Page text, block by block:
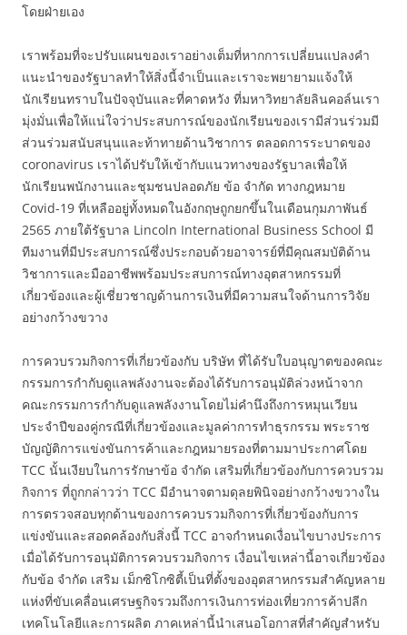
โดยฝ่ายเอง
เราพร้อมที่จะปรับแผนของเราอย่างเต็มที่หากการเปลี่ยนแปลงคำ
แนะนำของรัฐบาลทำให้สิ่งนี้จำเป็นและเราจะพยายามแจ้งให้
นักเรียนทราบในปัจจุบันและที่คาดหวัง ที่มหาวิทยาลัยลินคอล์นเรา
มุ่งมั่นเพื่อให้แน่ใจว่าประสบการณ์ของนักเรียนของเรามีส่วนร่วมมี
ส่วนร่วมสนับสนุนและท้าทายด้านวิชาการ ตลอดการระบาดของ
coronavirus เราได้ปรับให้เข้ากับแนวทางของรัฐบาลเพื่อให้
นักเรียนพนักงานและชุมชนปลอดภัย ข้อ จำกัด ทางกฎหมาย
Covid-19 ที่เหลืออยู่ทั้งหมดในอังกฤษถูกยกขึ้นในเดือนกุมภาพันธ์
2565 ภายใต้รัฐบาล Lincoln International Business School มี
ทีมงานที่มีประสบการณ์ซึ่งประกอบด้วยอาจารย์ที่มีคุณสมบัติด้าน
วิชาการและมืออาชีพพร้อมประสบการณ์ทางอุตสาหกรรมที่
เกี่ยวข้องและผู้เชี่ยวชาญด้านการเงินที่มีความสนใจด้านการวิจัย
อย่างกว้างขวาง
การควบรวมกิจการที่เกี่ยวข้องกับ บริษัท ที่ได้รับใบอนุญาตของคณะ
กรรมการกำกับดูแลพลังงานจะต้องได้รับการอนุมัติล่วงหน้าจาก
คณะกรรมการกำกับดูแลพลังงานโดยไม่คำนึงถึงการหมุนเวียน
ประจำปีของคู่กรณีที่เกี่ยวข้องและมูลค่าการทำธุรกรรม พระราช
บัญญัติการแข่งขันการค้าและกฎหมายรองที่ตามมาประกาศโดย
TCC นั้นเงียบในการรักษาข้อ จำกัด เสริมที่เกี่ยวข้องกับการควบรวม
กิจการ ที่ถูกกล่าวว่า TCC มีอำนาจตามดุลยพินิจอย่างกว้างขวางใน
การตรวจสอบทุกด้านของการควบรวมกิจการที่เกี่ยวข้องกับการ
แข่งขันและสอดคล้องกับสิ่งนี้ TCC อาจกำหนดเงื่อนไขบางประการ
เมื่อได้รับการอนุมัติการควบรวมกิจการ เงื่อนไขเหล่านี้อาจเกี่ยวข้อง
กับข้อ จำกัด เสริม เม็กซิโกซิตี้เป็นที่ตั้งของอุตสาหกรรมสำคัญหลาย
แห่งที่ขับเคลื่อนเศรษฐกิจรวมถึงการเงินการท่องเที่ยวการค้าปลีก
เทคโนโลยีและการผลิต ภาคเหล่านี้นำเสนอโอกาสที่สำคัญสำหรับ